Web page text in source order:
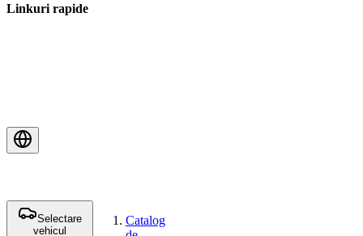
Linkuri rapide
Selectare
vehicul
Catalog